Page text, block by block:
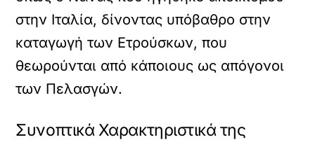
στην Ιταλία, δίνοντας υπόβαθρο στην
καταγωγή των Ετρούσκων, που
θεωρούνται από κάποιους ως απόγονοι
των Πελασγών.
Συνοπτικά Χαρακτηριστικά της